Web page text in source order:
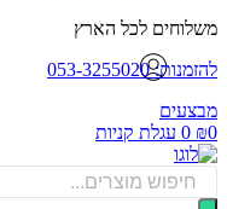
לכל הארץ
053-3255020
0 עגלת קניות